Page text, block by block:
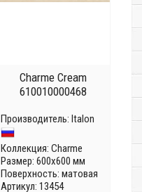
Charme Cream
610010000468
Производитель: Italon
Коллекция: Charme
Размер: 600x600 мм
Поверхность: матовая
Артикул: 13454